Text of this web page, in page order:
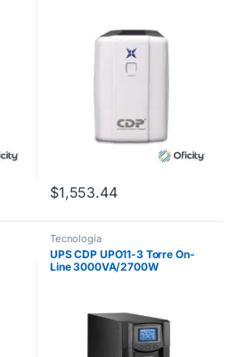
$1,553.44
Tecnología
UPS CDP UPO11-3 Torre On-
Line 3000VA/2700W